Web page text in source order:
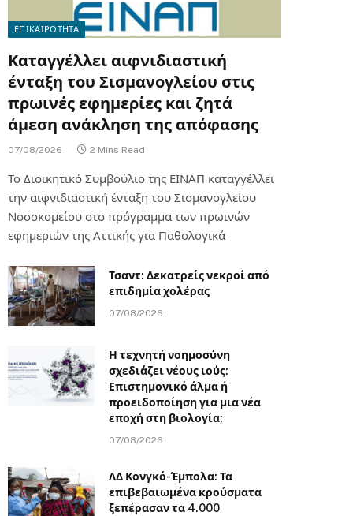
ΕΠΙΚΑΙΡΟΤΗΤΑ
Καταγγέλλει αιφνιδιαστική
ένταξη του Σισμανογλείου στις
πρωινές εφημερίες και ζητά
άμεση ανάκληση της απόφασης
07/08/2026 2 Mins Read
Το Διοικητικό Συμβούλιο της ΕΙΝΑΠ καταγγέλλει
την αιφνιδιαστική ένταξη του Σισμανογλείου
Νοσοκομείου στο πρόγραμμα των πρωινών
εφημεριών της Αττικής για Παθολογικά
Τσαντ: Δεκατρείς νεκροί από
επιδημία χολέρας
07/08/2026
Η τεχνητή νοημοσύνη
σχεδιάζει νέους ιούς:
Επιστημονικό άλμα ή
προειδοποίηση για μια νέα
εποχή στη βιολογία;
07/08/2026
ΛΔ Κονγκό-Έμπολα: Τα
επιβεβαιωμένα κρούσματα
ξεπέρασαν τα 4.000